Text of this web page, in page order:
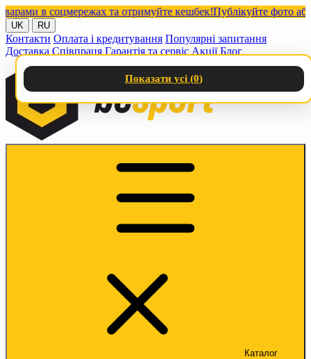
в соцмережах та отримуйте кешбек!Публікуйте фото або
UK RU
Контакти Оплата і кредитування Популярні запитання
Доставка Співпраця Гарантія та сервіс Акції Блог
Каталог
Показати усі (0)